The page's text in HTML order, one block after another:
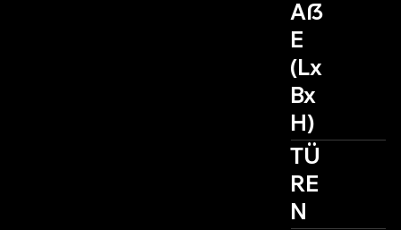
Aẞ
E
(Lx
Bx
H)
TÜ
RE
N